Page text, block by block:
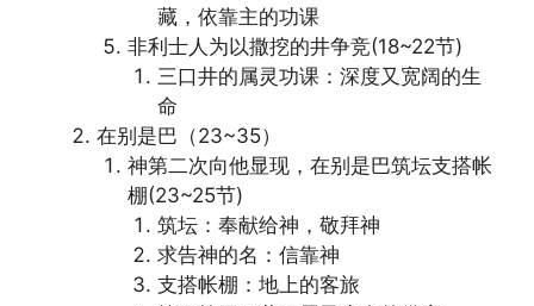
藏，依靠主的功课
非利士人为以撒挖的井争竞(18~22节)
三口井的属灵功课：深度又宽阔的生
命
在别是巴（23~35）
神第二次向他显现，在别是巴筑坛支搭帐
棚(23~25节)
筑坛：奉献给神，敬拜神
求告神的名：信靠神
支搭帐棚：地上的客旅